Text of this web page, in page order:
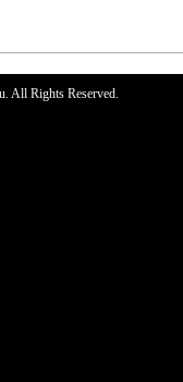
All Rights Reserved.